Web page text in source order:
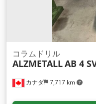
カナダ 7,717 km
コラムドリル
ALZMETALLAB 4